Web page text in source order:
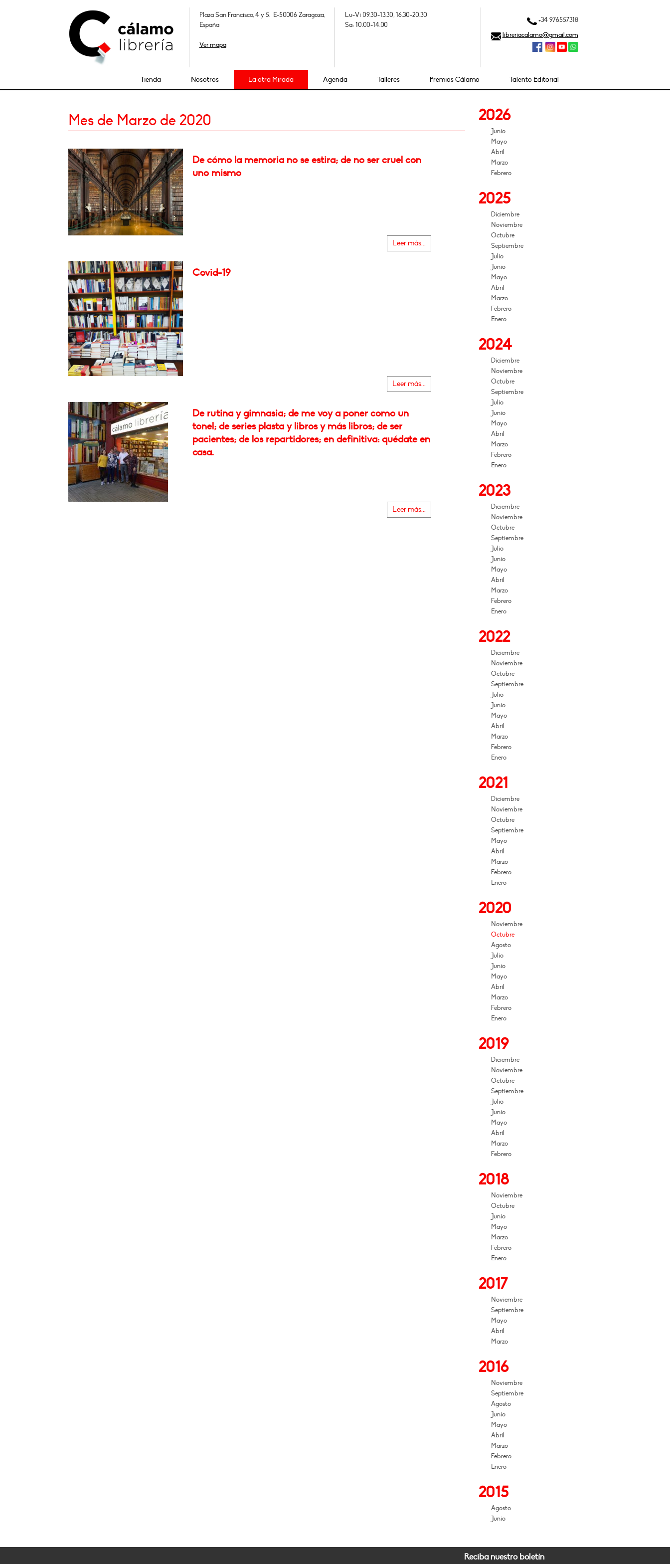
Plaza San Francisco, 4 y 5. E-50006 Zaragoza,
España
Ver mapa
Lu-Vi 09.30-13.30, 16.30-20.30
Sa: 10.00-14.00
+34 976557318
libreriacalamo@gmail.com
Tienda Nosotros La otra Mirada Agenda Talleres Premios Cálamo Talento Editorial
Mes de Marzo de 2020
De cómo la memoria no se estira; de no ser cruel con
uno mismo
Leer más...
Covid-19
Leer más...
De rutina y gimnasia; de me voy a poner como un
tonel; de series plasta y libros y más libros; de ser
pacientes; de los repartidores; en definitiva: quédate en
casa.
Leer más...
2026
Junio
Mayo
Abril
Marzo
Febrero
2025
Diciembre
Noviembre
Octubre
Septiembre
Julio
Junio
Mayo
Abril
Marzo
Febrero
Enero
2024
Diciembre
Noviembre
Octubre
Septiembre
Julio
Junio
Mayo
Abril
Marzo
Febrero
Enero
2023
Diciembre
Noviembre
Octubre
Septiembre
Julio
Junio
Mayo
Abril
Marzo
Febrero
Enero
2022
Diciembre
Noviembre
Octubre
Septiembre
Julio
Junio
Mayo
Abril
Marzo
Febrero
Enero
2021
Diciembre
Noviembre
Octubre
Septiembre
Mayo
Abril
Marzo
Febrero
Enero
2020
Noviembre
Octubre
Agosto
Julio
Junio
Mayo
Abril
Marzo
Febrero
Enero
2019
Diciembre
Noviembre
Octubre
Septiembre
Julio
Junio
Mayo
Abril
Marzo
Febrero
2018
Noviembre
Octubre
Junio
Mayo
Marzo
Febrero
Enero
2017
Noviembre
Septiembre
Mayo
Abril
Marzo
2016
Noviembre
Septiembre
Agosto
Junio
Mayo
Abril
Marzo
Febrero
Enero
2015
Agosto
Junio
Reciba nuestro boletín